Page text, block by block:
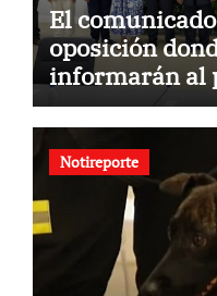
El
oposición
informarán al
alcanzado
Notireporte